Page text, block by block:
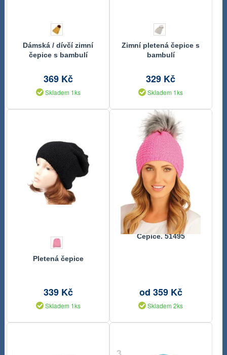
Dámská / dívčí zimní
čepice s bambulí
369 Kč
Skladem 1ks
Zimní pletená čepice s
bambulí
329 Kč
Skladem 1ks
Pletená čepice
339 Kč
Skladem 1ks
Čepice. 51495
od 359 Kč
Skladem 2ks